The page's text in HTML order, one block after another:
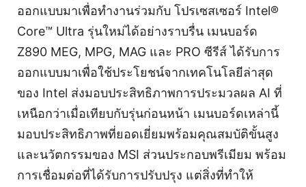
ออกแบบมาเพื่อทำงานร่วมกับ โปรเซสเซอร์ Intel®
Core™ Ultra รุ่นใหม่ได้อย่างราบรื่น เมนบอร์ด
Z890 MEG, MPG, MAG และ PRO ซีรีส์ ได้รับการ
ออกแบบมาเพื่อใช้ประโยชน์จากเทคโนโลยีล่าสุด
ของ Intel ส่งมอบประสิทธิภาพการประมวลผล AI ที่
เหนือกว่าเมื่อเทียบกับรุ่นก่อนหน้า เมนบอร์ดเหล่านี้
มอบประสิทธิภาพที่ยอดเยี่ยมพร้อมคุณสมบัติขั้นสูง
และนวัตกรรมของ MSI ส่วนประกอบพรีเมียม พร้อม
การเชื่อมต่อที่ได้รับการปรับปรุง แต่สิ่งที่ทำให้